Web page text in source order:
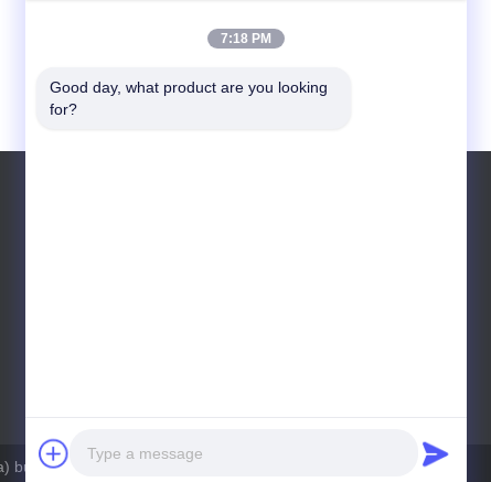
materials Co., Ltd . Alle Rechte vorbehalten.
7:18 PM
Good day, what product are you looking
for?